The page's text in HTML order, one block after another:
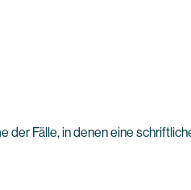
Fälle, in denen eine